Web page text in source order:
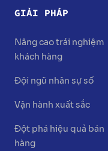
GIẢI PHÁP
Nâng cao trải nghiệm
khách hàng
Đội ngũ nhân sự số
Vận hành xuất sắc
Đột phá hiệu quả bán
hàng